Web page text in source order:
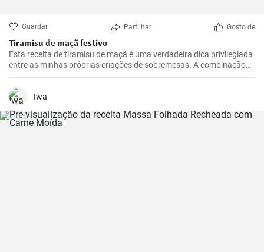
Guardar Partilhar Gosto de
Tiramisu de maçã festivo
Esta receita de tiramisu de maçã é uma verdadeira dica privilegiada
entre as minhas próprias criações de sobremesas. A combinação
de maçãs frescas e azedas, creme de mascarpone doce e cacau
com chocolate é irresistível. É uma reviravolta realmente
interessante e deliciosa no tradicional tiramisu que irá certamente
impressiona não só pelo seu sabor excecional, mas também pelo
seu aspeto único.
Iwa